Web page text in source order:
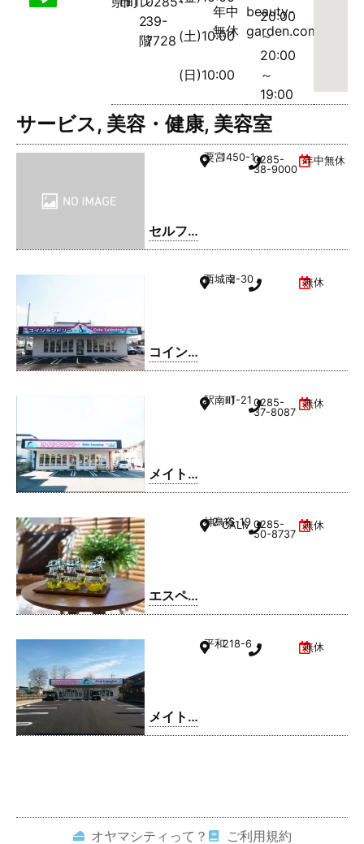
2
階
39-
7728
20:00
(土)10:00
～
20:00
(日)10:00
～
19:00
年中
無休
beauty-
garden.com/
サービス, 美容・健康, 美容室
セルフ
ィック
粟宮1450-10285-
38-9000
年中無休
コイン
ランド
店
西城南2-30 無休
メイト
ドリー
駅南町1-21 0285-
37-8087
無休
エスペ
ランサ
神鳥谷
2-15-19
CALMひととのやA棟
0285-
50-8737
無休
メイト
ドリー
平和218-6 無休
オヤマシティって？ ご利用規約